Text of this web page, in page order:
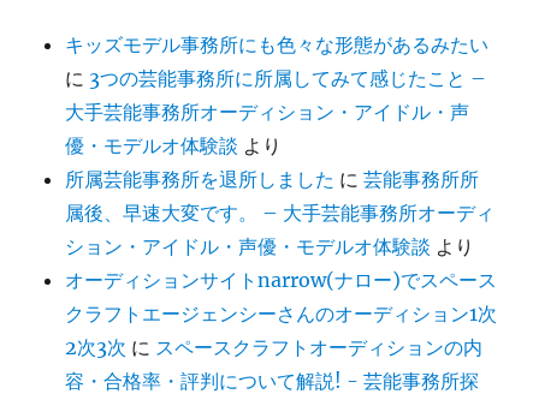
キッズモデル事務所にも色々な形態があるみたい
に 3つの芸能事務所に所属してみて感じたこと –
大手芸能事務所オーディション・アイドル・声
優・モデルオ体験談 より
所属芸能事務所を退所しました に芸能事務所所
属後、早速大変です。 – 大手芸能事務所オーディ
ション・アイドル・声優・モデルオ体験談 より
オーディションサイトnarrow(ナロー)でスペース
クラフトエージェンシーさんのオーディション1次
2次3次 に スペースクラフトオーディションの内
容・合格率・評判について解説! - 芸能事務所探